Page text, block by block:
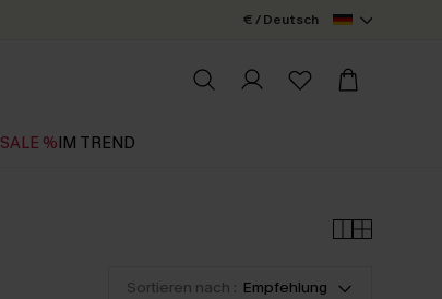
€ / Deutsch
SALE %IM TREND
Sortieren nach : Empfehlung